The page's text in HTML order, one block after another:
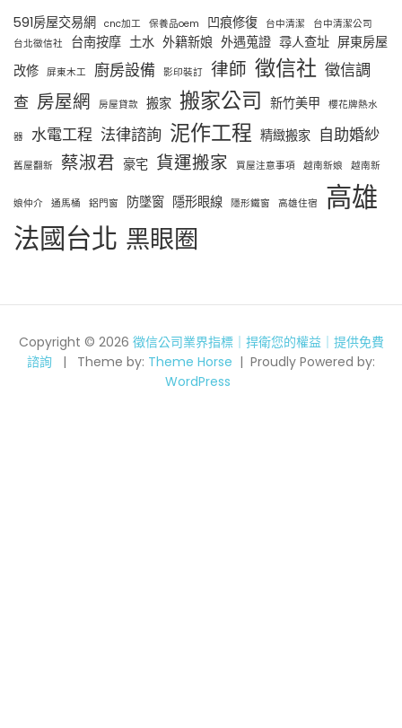
591房屋交易網 cnc加工 保養品oem 凹痕修復 台中清潔
台中清潔公司
台北徵信社
台南按摩 土水 外籍新娘 外遇蒐證 尋人查址 屏東房屋
改修 屏東木工 廚房設備 影印裝訂 律師 徵信社 徵信調
查 房屋網 房屋貸款 搬家 搬家公司 新竹美甲 櫻花牌熱水
器 水電工程 法律諮詢 泥作工程 精緻搬家 自助婚紗
舊屋翻新 蔡淑君 豪宅 貨運搬家 買屋注意事項 越南新娘 越南新
娘仲介 通馬桶 鋁門窗 防墜窗 隱形眼線 隱形鐵窗 高雄住宿
高雄
法國台北 黑眼圈
Copyright © 2026 徵信公司業界指標｜捍衛您的權益｜提供免費
諮詢
Theme by: Theme Horse
Proudly Powered by:
WordPress